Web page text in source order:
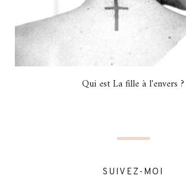
Qui est La fille à l'envers ?
SUIVEZ-MOI